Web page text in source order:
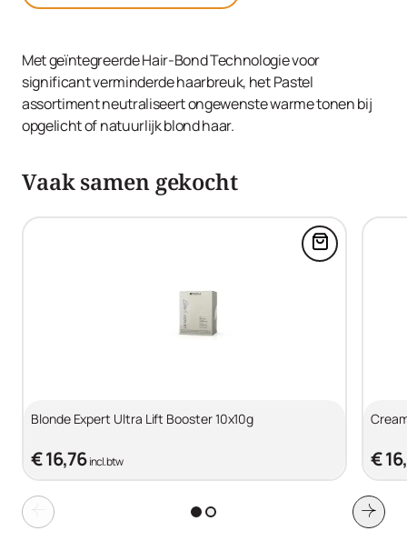
Met geïntegreerde Hair-Bond Technologie voor
significant verminderde haarbreuk, het Pastel
assortiment neutraliseert ongewenste warme tonen bij
opgelicht of natuurlijk blond haar.
Vaak samen gekocht
Voeg
Blonde Expert Ultra Lift Booster 10x10g
€ 16,76incl. btw €